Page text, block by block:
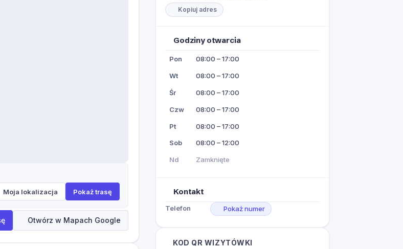
Kopiuj adres
Godziny otwarcia
Pon 08:00 – 17:00
Wt 08:00 – 17:00
Śr 08:00 – 17:00
Czw 08:00 – 17:00
Pt 08:00 – 17:00
Sob 08:00 – 12:00
Nd Zamknięte
Kontakt
Telefon Pokaż numer
KOD QR WIZYTÓWKI
Moja lokalizacja Pokaż trasę
Otwórz w Mapach Google